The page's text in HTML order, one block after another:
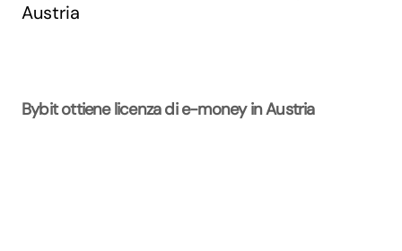
Bybit ottiene licenza di e-money in Austria